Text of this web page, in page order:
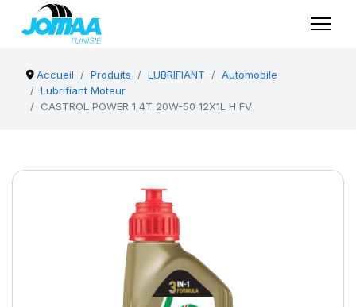
Accueil Produits LUBRIFIANT
Automobile
Lubrifiant Moteur
CASTROL POWER 1 4T 20W-50 12X1L H FV